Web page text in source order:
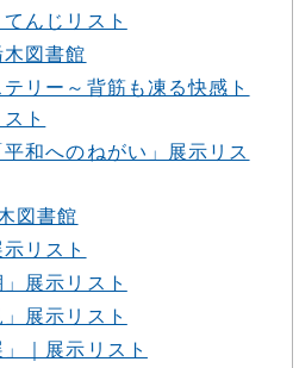
んじリスト
図書館
リー～背筋も凍る快感ト
ト
和へのねがい」展示リス
図書館
リスト
展示リスト
展示リスト
｜展示リスト